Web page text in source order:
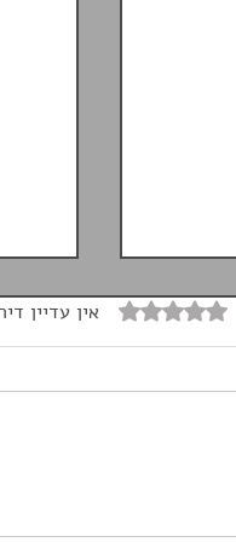
דירוג של 0 מתוך 5 כוכבים אין עדיין